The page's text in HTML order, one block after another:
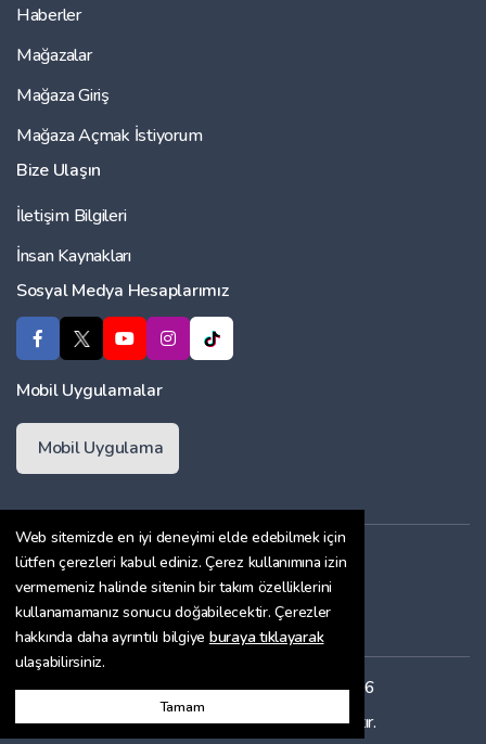
Web sitemizde en iyi deneyimi elde edebilmek için
lütfen çerezleri kabul ediniz. Çerez kullanımına izin
vermemeniz halinde sitenin bir takım özelliklerini
kullanamamanız sonucu doğabilecektir. Çerezler
hakkında daha ayrıntılı bilgiye buraya tıklayarak
ulaşabilirsiniz.
Tamam
Haberler
Mağazalar
Mağaza Giriş
Mağaza Açmak İstiyorum
Bize Ulaşın
İletişim Bilgileri
İnsan Kaynakları
Sosyal Medya Hesaplarımız
Mobil Uygulamalar
Mobil Uygulama
Üyelik Sözleşmesi
Çerez Politikası
Gizlilik Sözleşmesi
Her hakkı saklıdır. Copyright © 2026
Bu siteENTRANETile hazırlanmıştır.